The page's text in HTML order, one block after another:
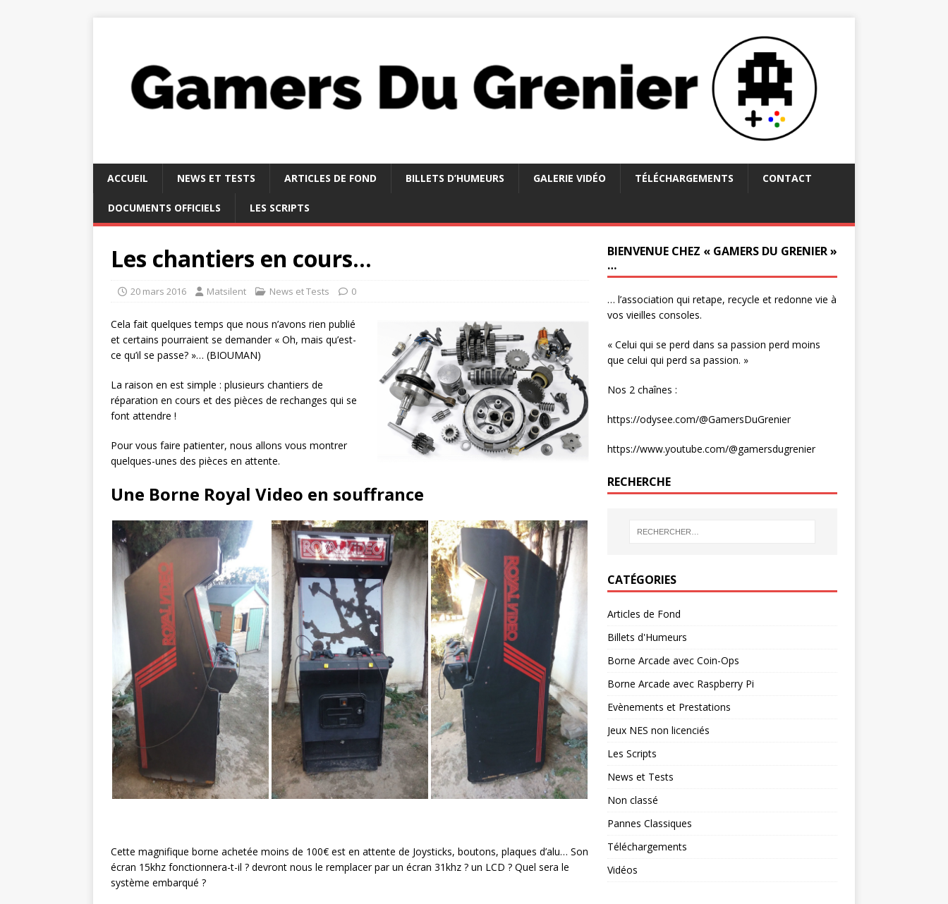
ACCUEIL NEWS ET TESTS ARTICLES DE FOND BILLETS D’HUMEURS GALERIE VIDÉO TÉLÉCHARGEMENTS CONTACT
DOCUMENTS OFFICIELS LES SCRIPTS
Les chantiers en cours…
20 mars 2016 Matsilent News et Tests 0
Cela fait quelques temps que nous n’avons rien publié
et certains pourraient se demander « Oh, mais qu’est-
ce qu’il se passe? »… (BIOUMAN)
La raison en est simple : plusieurs chantiers de
réparation en cours et des pièces de rechanges qui se
font attendre !
Pour vous faire patienter, nous allons vous montrer
quelques-unes des pièces en attente.
Une Borne Royal Video en souffrance
Cette magnifique borne achetée moins de 100€ est en attente de Joysticks, boutons, plaques d’alu… Son
écran 15khz fonctionnera-t-il ? devront nous le remplacer par un écran 31khz ? un LCD ? Quel sera le
système embarqué ?
BIENVENUE CHEZ « GAMERS DU GRENIER »
…
… l’association qui retape, recycle et redonne vie à
vos vieilles consoles.
« Celui qui se perd dans sa passion perd moins
que celui qui perd sa passion. »
Nos 2 chaînes :
https://odysee.com/@GamersDuGrenier
https://www.youtube.com/@gamersdugrenier
RECHERCHE
CATÉGORIES
Articles de Fond
Billets d'Humeurs
Borne Arcade avec Coin-Ops
Borne Arcade avec Raspberry Pi
Evènements et Prestations
Jeux NES non licenciés
Les Scripts
News et Tests
Non classé
Pannes Classiques
Téléchargements
Vidéos